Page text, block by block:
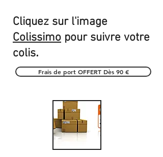
Cliquez sur l'image
Colissimo pour suivre votre
colis.
Frais de port OFFERT Dès 90 €